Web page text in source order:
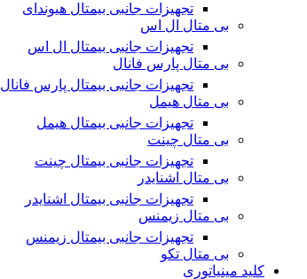
تجهیزات جانبی بیمتال هیوندای
بی متال ال اس
تجهیزات جانبی بیمتال ال اس
بی متال پارس فانال
تجهیزات جانبی بیمتال پارس فانال
بی متال هیمل
تجهیزات جانبی بیمتال هیمل
بی متال چینت
تجهیزات جانبی بیمتال چینت
بی متال اشنایدر
تجهیزات جانبی بیمتال اشنایدر
بی متال زیمنس
تجهیزات جانبی بیمتال زیمنس
بی متال تکو
کلید مینیاتوری